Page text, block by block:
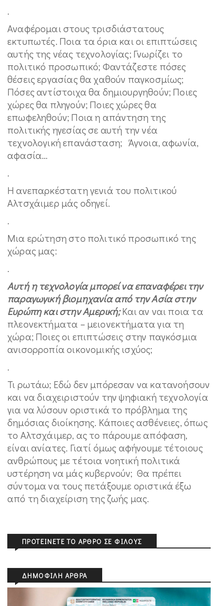
.
Αναφέρομαι στους τρισδιάστατους
εκτυπωτές. Ποια τα όρια και οι επιπτώσεις
αυτής της νέας τεχνολογίας; Γνωρίζει το
πολιτικό προσωπικό; Φαντάζεστε πόσες
θέσεις εργασίας θα χαθούν παγκοσμίως;
Πόσες αντίστοιχα θα δημιουργηθούν; Ποιες
χώρες θα πληγούν; Ποιες χώρες θα
επωφεληθούν; Ποια η απάντηση της
πολιτικής ηγεσίας σε αυτή την νέα
τεχνολογική επανάσταση; Άγνοια, αφωνία,
αφασία…
.
Η ανεπαρκέστατη γενιά του πολιτικού
Αλτσχάιμερ μάς οδηγεί.
.
Μια ερώτηση στο πολιτικό προσωπικό της
χώρας μας:
.
Αυτή η τεχνολογία μπορεί να επαναφέρει την
παραγωγική βιομηχανία από την Ασία στην
Ευρώπη και στην Αμερική;Και αν ναι ποια τα
πλεονεκτήματα – μειονεκτήματα για τη
χώρα; Ποιες οι επιπτώσεις στην παγκόσμια
ανισορροπία οικονομικής ισχύος;
.
Τι ρωτάω; Εδώ δεν μπόρεσαν να κατανοήσουν
και να διαχειριστούν την ψηφιακή τεχνολογία
για να λύσουν οριστικά το πρόβλημα της
δημόσιας διοίκησης. Κάποιες ασθένειες, όπως
το Αλτσχάιμερ, ας το πάρουμε απόφαση,
είναι ανίατες. Γιατί όμως αφήνουμε τέτοιους
ανθρώπους με τέτοια νοητική πολιτικά
υστέρηση να μάς κυβερνούν; Θα πρέπει
σύντομα να τους πετάξουμε οριστικά έξω
από τη διαχείριση της ζωής μας.
ΠΡΟΤΕΊΝΕΤΕ ΤΟ ΆΡΘΡΟ ΣΕ ΦΊΛΟΥΣ
ΔΗΜΟΦΙΛΉ ΆΡΘΡΑ